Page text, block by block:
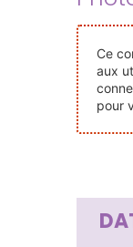
Nos
Nous
Faire Un Don
Ce
aux
pour